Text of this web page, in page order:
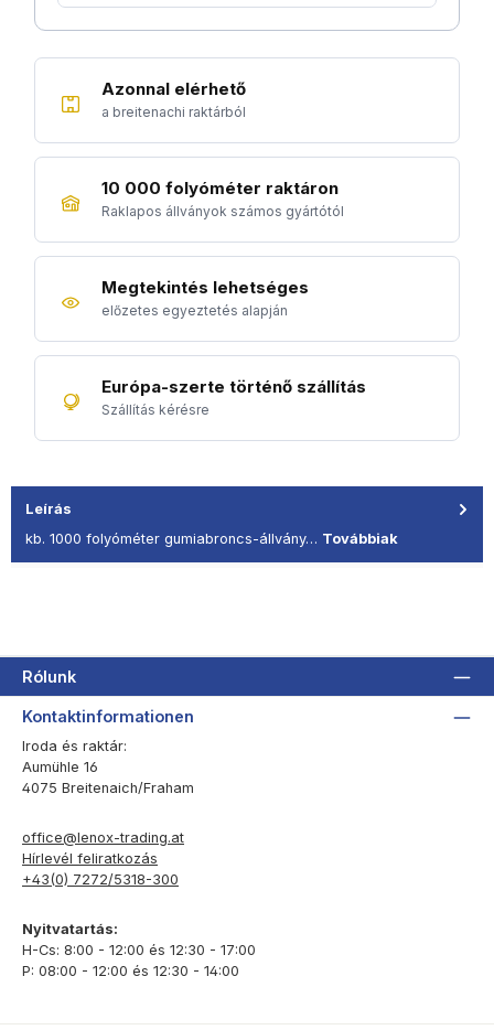
Azonnal elérhető
a breitenachi raktárból
10 000 folyóméter raktáron
Raklapos állványok számos gyártótól
Megtekintés lehetséges
előzetes egyeztetés alapján
Európa-szerte történő szállítás
Szállítás kérésre
Leírás
kb. 1000 folyóméter gumiabroncs-állvány… Továbbiak
Rólunk
Kontaktinformationen
Iroda és raktár:
Aumühle 16
4075 Breitenaich/Fraham
office@lenox-trading.at
Hírlevél feliratkozás
+43(0) 7272/5318-300
Nyitvatartás:
H-Cs: 8:00 - 12:00 és 12:30 - 17:00
P: 08:00 - 12:00 és 12:30 - 14:00